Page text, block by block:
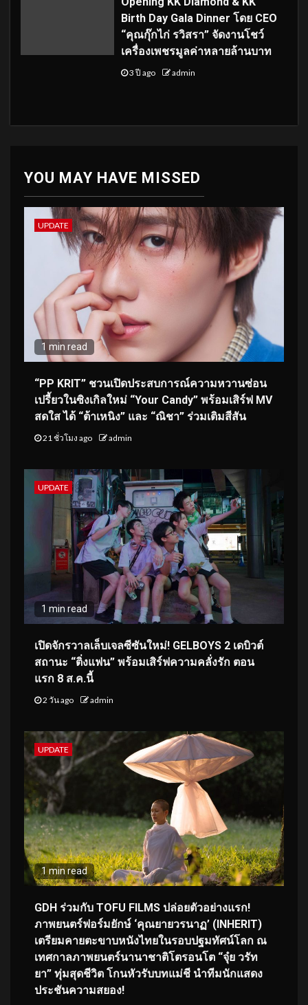
Birth Day Gala Dinner โดย CEO
“คุณกุ๊กไก่ รวิสรา” จัดงานโชว์
เครื่องเพชรมูลค่าหลายล้านบาท
3 ปี ago admin
YOU MAY HAVE MISSED
UPDATE
1 min read
“PP KRIT” ชวนเปิดประสบการณ์ความหวานซ่อน
เปรี้ยวในซิงเกิลใหม่ “Your Candy” พร้อมเสิร์ฟ MV
สดใส ได้ “ต้าเหนิง” และ “ณิชา” ร่วมเติมสีสัน
21 ชั่วโมง ago admin
UPDATE
1 min read
เปิดจักรวาลเล็บเจลซีซันใหม่! GELBOYS 2 เดบิวต์
สถานะ “ติ่งแฟน” พร้อมเสิร์ฟความคลั่งรัก ตอน
แรก 8 ส.ค.นี้
2 วัน ago admin
UPDATE
1 min read
GDH ร่วมกับ TOFU FILMS ปล่อยตัวอย่างแรก!
ภาพยนตร์ฟอร์มยักษ์ ‘คุณยายวรนาฏ’ (INHERIT)
เตรียมคายตะขาบหนังไทยในรอบปฐมทัศน์โลก ณ
เทศกาลภาพยนตร์นานาชาติโตรอนโต “จุ๋ย วรัท
ยา” ทุ่มสุดชีวิต โกนหัวรับบทแม่ชี นำทีมนักแสดง
ประชันความสยอง!